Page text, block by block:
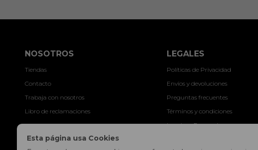
Esta página usa Cookies
NOSOTROS
Tiendas
Contacto
Trabaja con nosotros
Libro de reclamaciones
LEGALES
Políticas de Privacidad
Envíos y devoluciones
Preguntas frecuentes
Términos y condiciones
Legales y Promociones